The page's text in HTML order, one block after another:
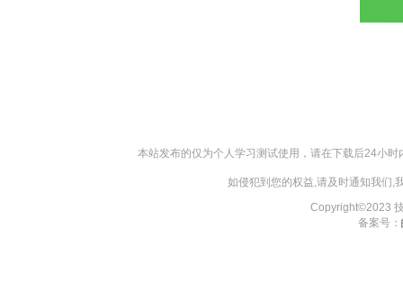
本站发布的仅为个人学习测试使用，请在下载后24小
如侵犯到您的权益,请及时通知我们,
Copyright©2023
备案号：